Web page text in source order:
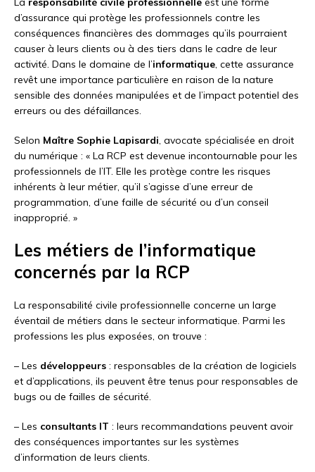
d’assurance qui protège les professionnels contre les
conséquences financières des dommages qu’ils pourraient
causer à leurs clients ou à des tiers dans le cadre de leur
activité. Dans le domaine de l’informatique, cette assurance
revêt une importance particulière en raison de la nature
sensible des données manipulées et de l’impact potentiel des
erreurs ou des défaillances.
Selon Maître Sophie Lapisardi, avocate spécialisée en droit
du numérique : « La RCP est devenue incontournable pour les
professionnels de l’IT. Elle les protège contre les risques
inhérents à leur métier, qu’il s’agisse d’une erreur de
programmation, d’une faille de sécurité ou d’un conseil
inapproprié. »
Les métiers de l’informatique
concernés par la RCP
La responsabilité civile professionnelle concerne un large
éventail de métiers dans le secteur informatique. Parmi les
professions les plus exposées, on trouve :
– Les développeurs : responsables de la création de logiciels
et d’applications, ils peuvent être tenus pour responsables de
bugs ou de failles de sécurité.
– Les consultants IT : leurs recommandations peuvent avoir
des conséquences importantes sur les systèmes
d’information de leurs clients.